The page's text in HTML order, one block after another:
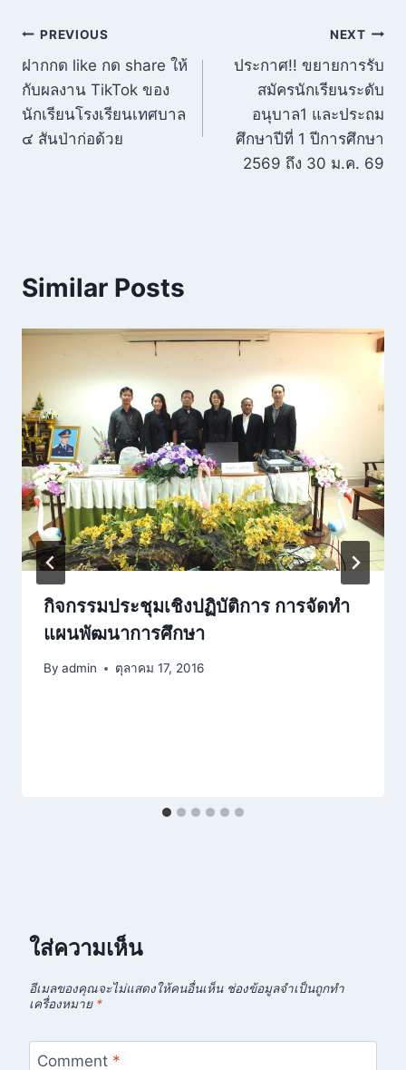
PREVIOUS
ฝากกด like กด share ให้
กับผลงาน TikTok ของ
นักเรียนโรงเรียนเทศบาล
๔ สันป่าก่อด้วย
NEXT
ประกาศ!! ขยายการรับ
สมัครนักเรียนระดับ
อนุบาล1 และประถม
ศึกษาปีที่ 1 ปีการศึกษา
2569 ถึง 30 ม.ค. 69
Similar Posts
กิจกรรมประชุมเชิงปฏิบัติการ การจัดทำ
แผนพัฒนาการศึกษา
By admin ตุลาคม 17, 2016
ใส่ความเห็น
อีเมลของคุณจะไม่แสดงให้คนอื่นเห็น ช่องข้อมูลจำเป็นถูกทำ
เครื่องหมาย *
Comment *